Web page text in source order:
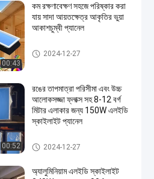
00:43
কম রক্ষণাবেক্ষণ সহজে পরিষ্কার করা
যায় সাদা আয়তক্ষেত্র আকৃতির ভুয়া
আকাশচুম্বী প্যানেল
ভুল স্কাইলাইট প্যানেল
2024-12-27
00:52
রঙের তাপমাত্রা পরিসীমা এবং উচ্চ
আলোকসজ্জা ফ্লাক্স সহ 8-12 বর্গ
মিটার এলাকার জন্য 150W এলইডি
স্কাইলাইট প্যানেল
LED স্কাইলাইট প্যানেল
2024-12-27
অ্যালুমিনিয়াম এলইডি স্কাইলাইট